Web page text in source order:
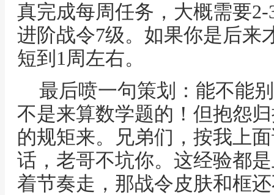
真完成每周任务，大概需要
进阶战令7级。如果你是后来
短到1周左右。
最后喷一句策划：能不能
不是来算数学题的！但抱怨
的规矩来。兄弟们，按我上
话，老哥不坑你。这经验都
着节奏走，那战令皮肤和框